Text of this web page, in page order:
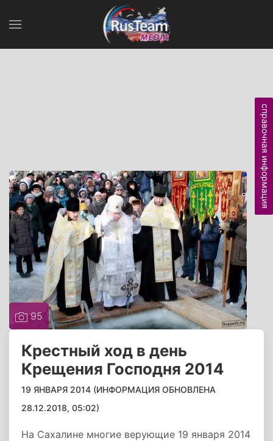
95
Крестный ход в день
Крещения Господня 2014
19 ЯНВАРЯ 2014 (ИНФОРМАЦИЯ ОБНОВЛЕНА
28.12.2018, 05:02)
На Сахалине многие верующие 19 января 2014
справочная информация